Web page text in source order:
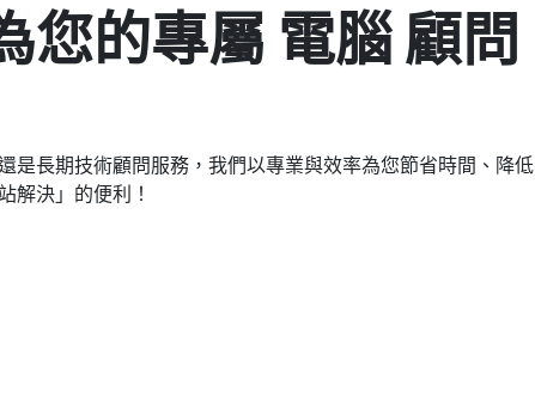
您的專屬 電腦 顧問
是長期技術顧問服務，我們以專業與效率為您節省時間、降低
解決」的便利！